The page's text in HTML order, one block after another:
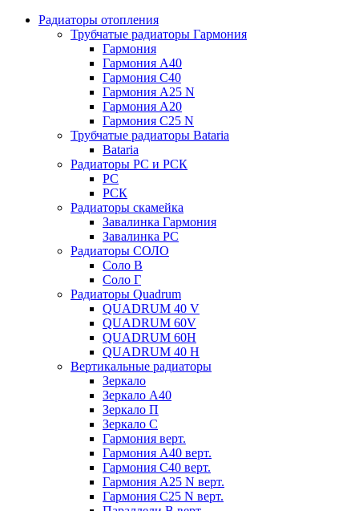
Радиаторы отопления
Трубчатые радиаторы Гармония
Гармония
Гармония А40
Гармония С40
Гармония А25 N
Гармония А20
Гармония С25 N
Трубчатые радиаторы Bataria
Bataria
Радиаторы РС и РСК
РС
РСК
Радиаторы скамейка
Завалинка Гармония
Завалинка РС
Радиаторы СОЛО
Соло В
Соло Г
Радиаторы Quadrum
QUADRUM 40 V
QUADRUM 60V
QUADRUM 60H
QUADRUM 40 H
Вертикальные радиаторы
Зеркало
Зеркало А40
Зеркало П
Зеркало С
Гармония верт.
Гармония А40 верт.
Гармония С40 верт.
Гармония А25 N верт.
Гармония С25 N верт.